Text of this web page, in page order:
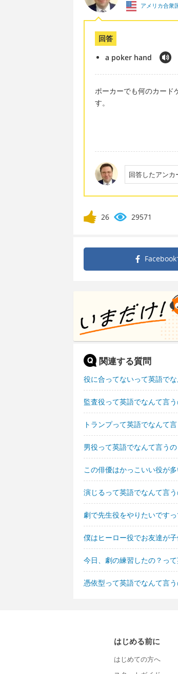
アメリカ合衆
回答
a poker hand
ポーカーでも何のカード
す。
回答したアンカ
26 29571
Facebook
関連する質問
役に合ってないって英語で
監査役って英語でなんて言う
トランプって英語でなんて
男役って英語でなんて言うの
この俳優はかっこいい役が
演じるって英語でなんて言う
劇で先生役をやりたいです
僕はヒーロー役でお友達が
今日、劇の練習したの？っ
憑依型って英語でなんて言う
はじめる前に
はじめての方へ